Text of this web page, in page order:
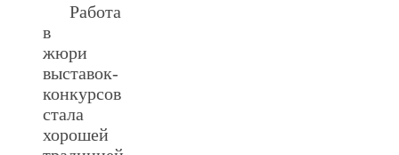
Работа
в
жюри
выставок-
конкурсов
стала
хорошей